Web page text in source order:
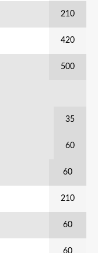
210
420
500
35
60
60
210
60
60